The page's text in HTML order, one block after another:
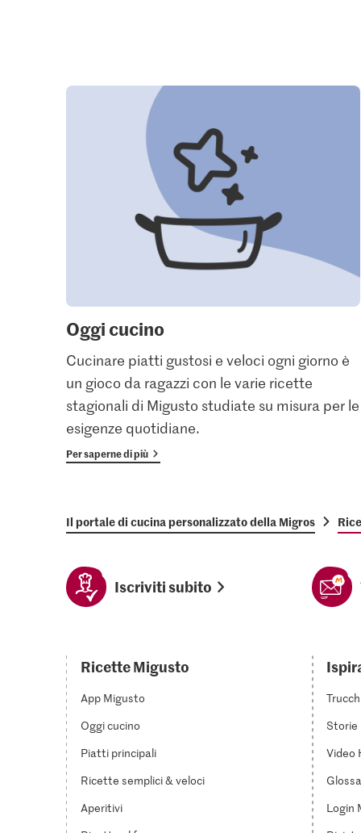
Oggi cucino
Cucinare piatti gustosi e veloci ogni giorno è
un gioco da ragazzi con le varie ricette
stagionali di Migusto studiate su misura per le
esigenze quotidiane.
Per saperne di più
Il portale di cucina personalizzato della Migros
Iscriviti subito
Ricette Migusto
App Migusto
Oggi cucino
Piatti principali
Ricette semplici & veloci
Aperitivi
Storie
Video
Login